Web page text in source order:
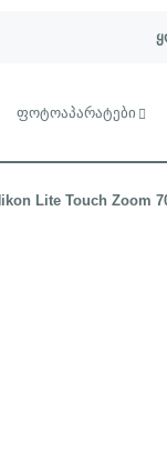
ფოტოაპარატები
Lite Touch Zoom